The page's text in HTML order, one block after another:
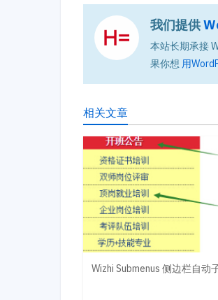
我们提供
本站长期承接
果你想 用
相关文章
Wizhi Submenus 侧边栏自动